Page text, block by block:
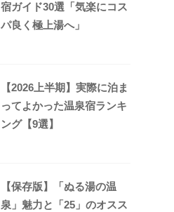
宿ガイド30選「気楽にコス
パ良く極上湯へ」
【2026上半期】実際に泊ま
ってよかった温泉宿ランキ
ング【9選】
【保存版】「ぬる湯の温
泉」魅力と「25」のオスス